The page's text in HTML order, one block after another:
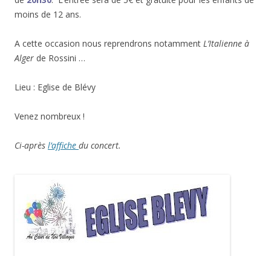
moins de 12 ans.
A cette occasion nous reprendrons notamment L’Italienne à
Alger de Rossini …
Lieu : Eglise de Blévy
Venez nombreux !
Ci-après l’affiche du concert.